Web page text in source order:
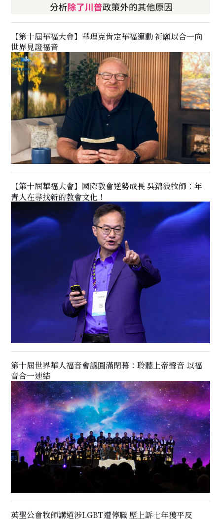
【第十屆華福大會】華理克肯定華福運動 祈願以合一向
世界見證福音
【第十屆華福大會】國際教會逆勢成長 吳錦波牧師：年
青人在尋找新的教會文化！
第十屆世界華人福音會議圓滿閉幕：聆聽上帝聲音 以福
音合一連結
英聖公會牧師講道涉LGBT遭停職 歷上訴七年獲平反